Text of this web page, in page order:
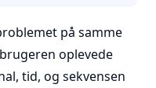
på samme
oplevede
tid, og sekvensen